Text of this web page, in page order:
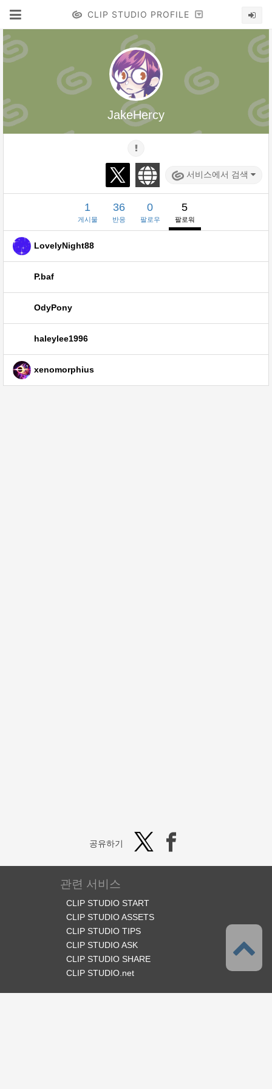
CLIP STUDIO PROFILE
JakeHercy
서비스에서 검색
1
게시물
36
반응
0
팔로우
5
팔로워
LovelyNight88
P.baf
OdyPony
haleylee1996
xenomorphius
공유하기
관련 서비스
CLIP STUDIO START
CLIP STUDIO ASSETS
CLIP STUDIO TIPS
CLIP STUDIO ASK
CLIP STUDIO SHARE
CLIP STUDIO.net